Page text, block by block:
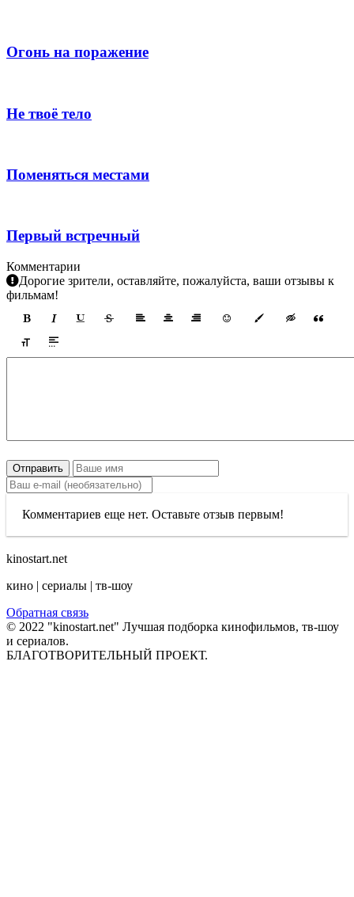
Огонь на поражение
Не твоё тело
Поменяться местами
Первый встречный
Комментарии
Дорогие зрители, оставляйте, пожалуйста, ваши отзывы к
фильмам!
Отправить
Комментариев еще нет. Оставьте отзыв первым!
kinostart.net
кино | сериалы | тв-шоу
Обратная связь
© 2022 "kinostart.net" Лучшая подборка кинофильмов, тв-шоу
и сериалов.
БЛАГОТВОРИТЕЛЬНЫЙ ПРОЕКТ.